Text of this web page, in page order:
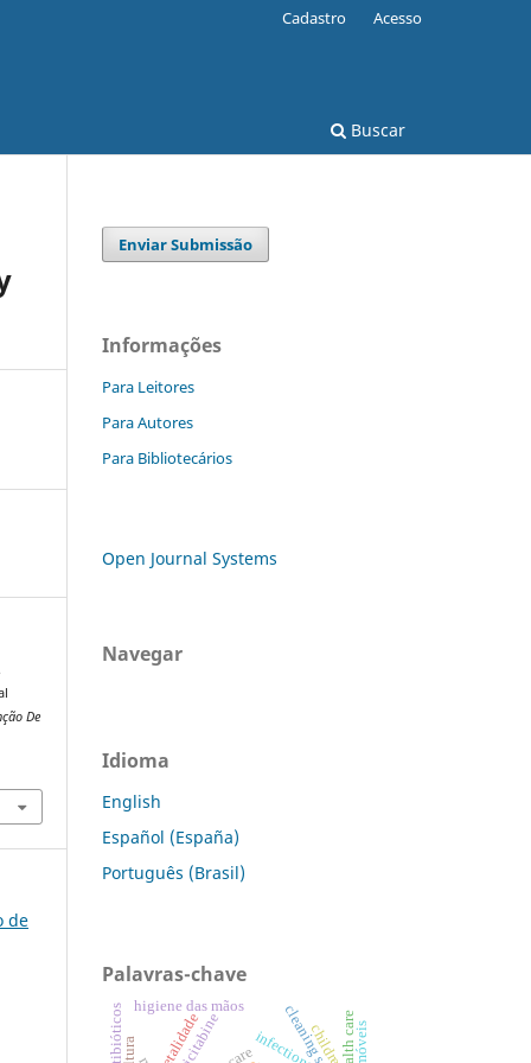
Buscar
Cadastro Acesso
De
de
Enviar Submissão
Informações
Para Leitores
Para Autores
Para Bibliotecários
Open Journal Systems
Navegar
Idioma
English
Español (España)
Português (Brasil)
Palavras-chave
infections
higiene das mãos
children
letalidade